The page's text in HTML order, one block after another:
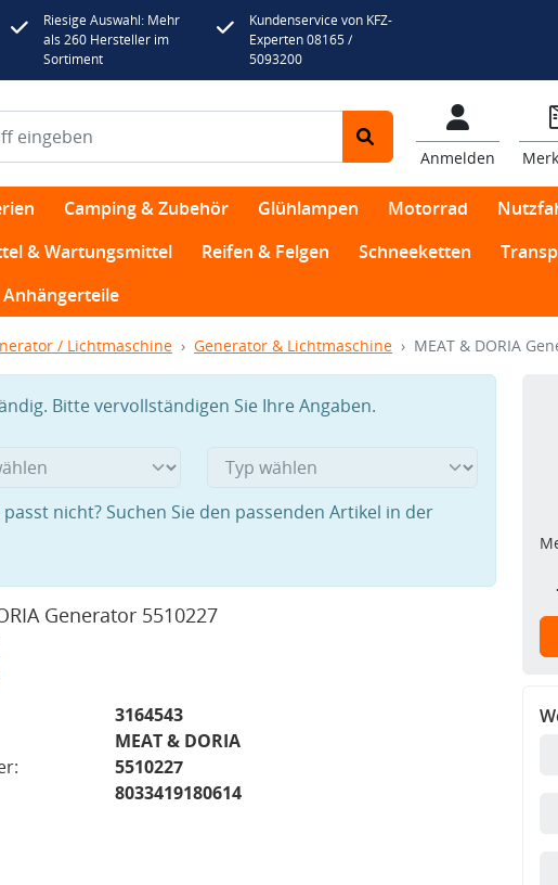
Riesige Auswahl: Mehr
als 260 Hersteller im
Sortiment
Kundenservice von KFZ-
Experten 08165 /
5093200
Anmelden
Camping & Zubehör Glühlampen Motorrad
& Wartungsmittel Reifen & Felgen Schneeketten
Anhängerteile
/ Lichtmaschine Generator & Lichtmaschine MEAT & DORIA
Bitte vervollständigen Sie Ihre Angaben.
nicht? Suchen Sie den passenden Artikel in der
Generator 5510227
3164543
MEAT & DORIA
5510227
8033419180614